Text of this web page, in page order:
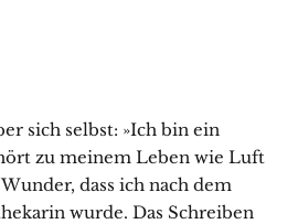
sich selbst: »Ich bin ein
zu meinem Leben wie Luft
dass ich nach dem
wurde. Das Schreiben